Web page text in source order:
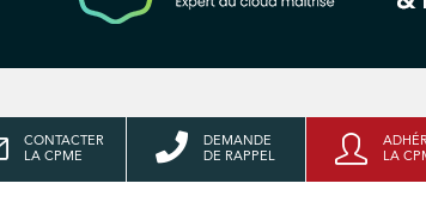
CONTACTER
LA CPME
DEMANDE
DE RAPPEL
LA